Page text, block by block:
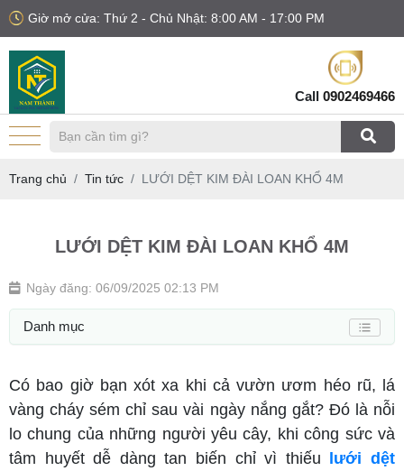
Giờ mở cửa: Thứ 2 - Chủ Nhật: 8:00 AM - 17:00 PM
Call 0902469466
Trang chủ Tin tức LƯỚI DỆT KIM ĐÀI LOAN KHỔ 4M
LƯỚI DỆT KIM ĐÀI LOAN KHỔ 4M
Ngày đăng: 06/09/2025 02:13 PM
Danh mục
Có bao giờ bạn xót xa khi cả vườn ươm héo rũ, lá
vàng cháy sém chỉ sau vài ngày nắng gắt? Đó là nỗi
lo chung của những người yêu cây, khi công sức và
tâm huyết dễ dàng tan biến chỉ vì thiếu
lưới dệt